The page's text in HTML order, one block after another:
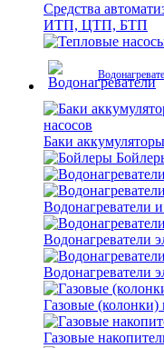
Средства
ИТП, ЦТП, БТП
Баки
Водонагреватели
Водонагреватели
Водонагреватели
Газовые (колонки)
Газовые